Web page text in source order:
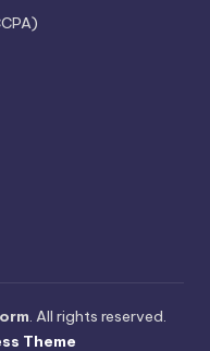
. All rights reserved.
Theme